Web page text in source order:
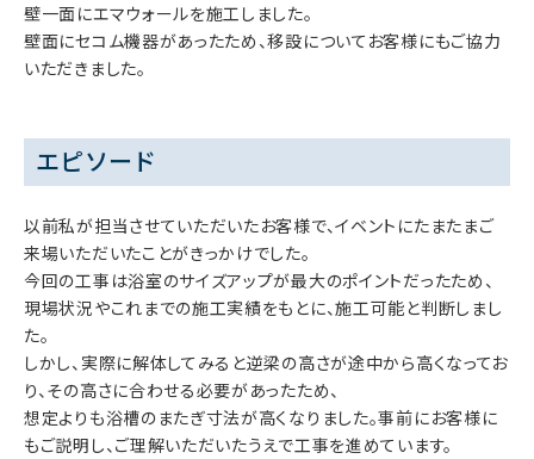
壁一面にエマウォールを施工しました。
壁面にセコム機器があったため、移設についてお客様にもご協力
いただきました。
エピソード
以前私が担当させていただいたお客様で、イベントにたまたまご
来場いただいたことがきっかけでした。
今回の工事は浴室のサイズアップが最大のポイントだったため、
現場状況やこれまでの施工実績をもとに、施工可能と判断しまし
た。
しかし、実際に解体してみると逆梁の高さが途中から高くなってお
り、その高さに合わせる必要があったため、
想定よりも浴槽のまたぎ寸法が高くなりました。事前にお客様に
もご説明し、ご理解いただいたうえで工事を進めています。